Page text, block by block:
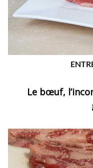
Le bœuf,